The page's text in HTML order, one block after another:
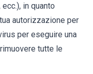
in quanto
autorizzazione per
per eseguire una
tutte le